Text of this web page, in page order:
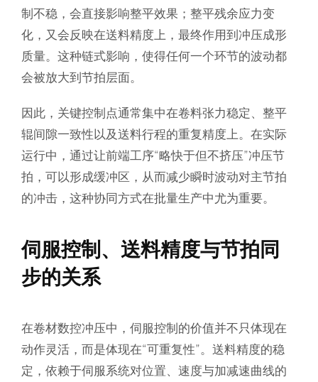
制不稳，会直接影响整平效果；整平残余应力变
化，又会反映在送料精度上，最终作用到冲压成形
质量。这种链式影响，使得任何一个环节的波动都
会被放大到节拍层面。
因此，关键控制点通常集中在卷料张力稳定、整平
辊间隙一致性以及送料行程的重复精度上。在实际
运行中，通过让前端工序“略快于但不挤压”冲压节
拍，可以形成缓冲区，从而减少瞬时波动对主节拍
的冲击，这种协同方式在批量生产中尤为重要。
伺服控制、送料精度与节拍同
步的关系
在卷材数控冲压中，伺服控制的价值并不只体现在
动作灵活，而是体现在“可重复性”。送料精度的稳
定，依赖于伺服系统对位置、速度与加减速曲线的